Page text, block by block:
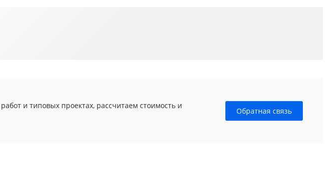
и типовых проектах, рассчитаем стоимость и
Обратная связь